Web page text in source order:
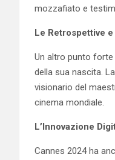
mozzafiato e
Le Retrospettive
Un altro punto forte
della sua nascita.
visionario del
cinema mondiale.
L’Innovazione
Cannes 2024 ha